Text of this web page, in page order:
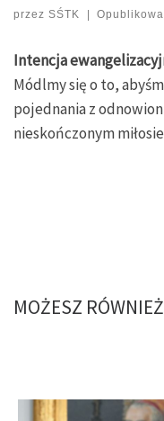
przez SŚTK
Intencja
Módlmy się o to,
pojednania z
nieskończonym
MOŻESZ